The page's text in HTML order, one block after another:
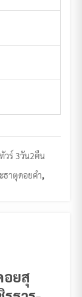
วร์ 3วัน2คืน
ธาตุดอยคำ,
อยสุ